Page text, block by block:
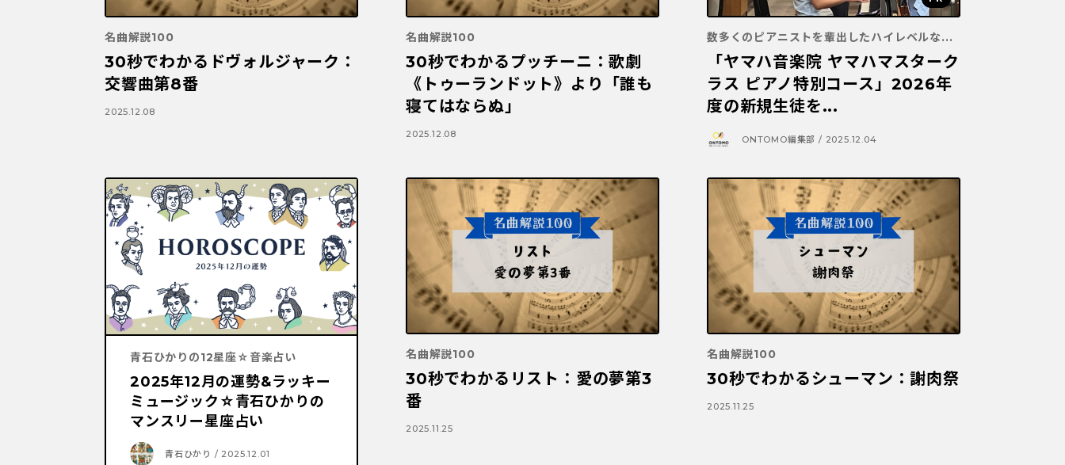
名曲解説100
30秒でわかるドヴォルジャーク：
交響曲第8番
2025.12.08
名曲解説100
30秒でわかるプッチーニ：歌劇
《トゥーランドット》より「誰も
寝てはならぬ」
2025.12.08
数多くのピアニストを輩出したハイレベルな...
「ヤマハ音楽院 ヤマハマスターク
ラス ピアノ特別コース」2026年
度の新規生徒を...
ONTOMO編集部 / 2025.12.04
青石ひかりの12星座☆音楽占い
2025年12月の運勢&ラッキー
ミュージック☆青石ひかりの
マンスリー星座占い
青石ひかり / 2025.12.01
名曲解説100
30秒でわかるリスト：愛の夢第3
番
2025.11.25
名曲解説100
30秒でわかるシューマン：謝肉祭
2025.11.25